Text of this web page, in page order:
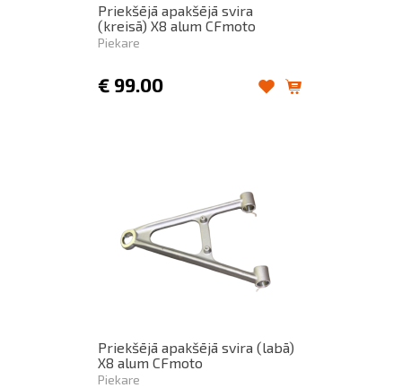
Priekšējā apakšējā svira
(kreisā) X8 alum CFmoto
Piekare
€ 99.00
Priekšējā apakšējā svira (labā)
X8 alum CFmoto
Piekare